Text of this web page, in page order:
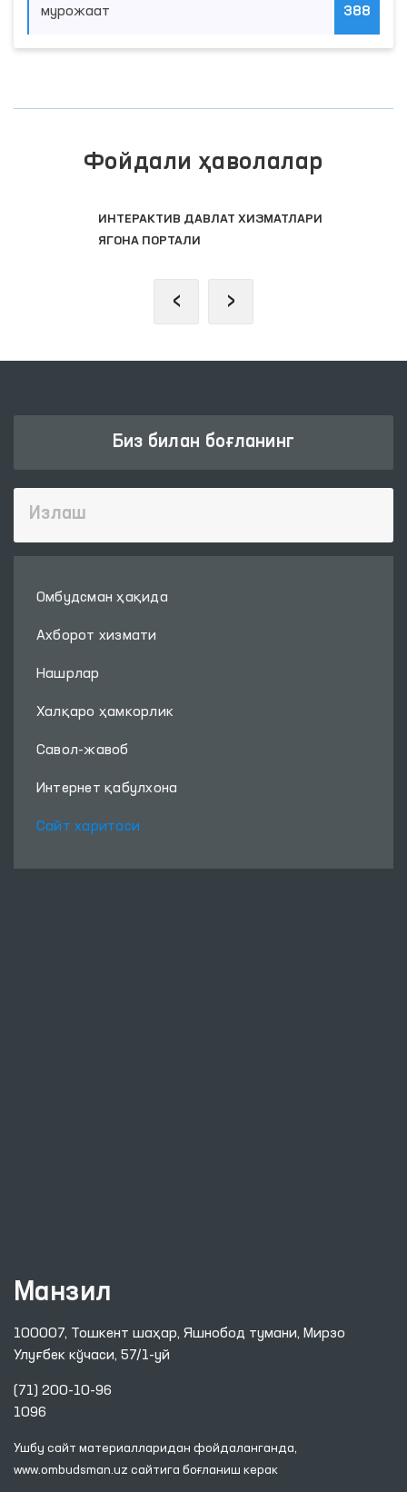
мурожаат 388
Фойдали ҳаволалар
ИНТЕРАКТИВ ДАВЛАТ ХИЗМАТЛАРИ
ЯГОНА ПОРТАЛИ
‹ ›
Биз билан боғланинг
Омбудсман ҳақида
Ахборот хизмати
Нашрлар
Халқаро ҳамкорлик
Савол-жавоб
Интернет қабулхона
Сайт харитаси
Манзил
100007, Тошкент шаҳар, Яшнобод тумани, Мирзо
Улуғбек кўчаси, 57/1-уй
(71) 200-10-96
1096
Ушбу сайт материалларидан фойдаланганда,
www.ombudsman.uz сайтига боғланиш керак